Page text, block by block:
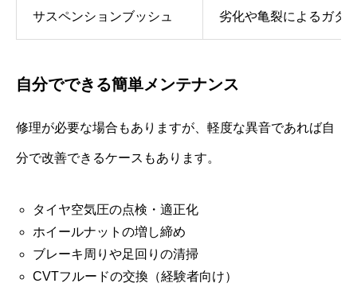
サスペンションブッシュ 劣化や亀裂によるガタ
自分でできる簡単メンテナンス
修理が必要な場合もありますが、軽度な異音であれば自
分で改善できるケースもあります。
タイヤ空気圧の点検・適正化
ホイールナットの増し締め
ブレーキ周りや足回りの清掃
CVTフルードの交換（経験者向け）